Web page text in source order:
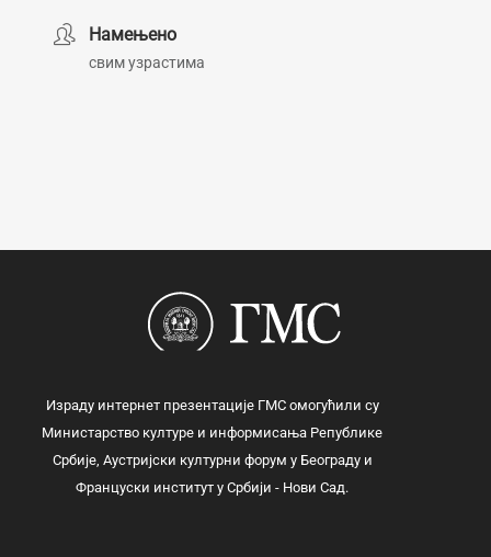
Намењено
свим узрастима
Израду интернет презентације ГМС омогућили су
Министарство културе и информисања Републике
Србије, Аустријски културни форум у Београду и
Француски институт у Србији - Нови Сад.